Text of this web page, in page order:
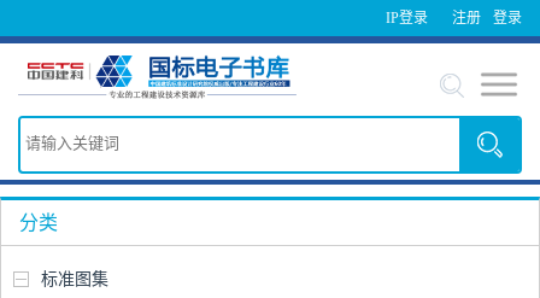
IP登录 登录
注册
分类
标准图集